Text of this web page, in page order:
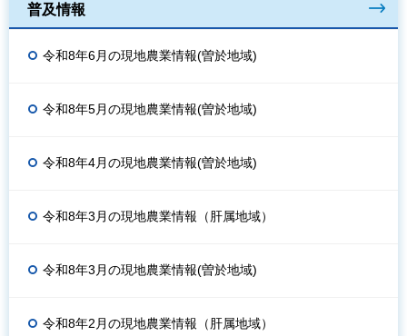
普及情報
令和8年6月の現地農業情報(曽於地域)
令和8年5月の現地農業情報(曽於地域)
令和8年4月の現地農業情報(曽於地域)
令和8年3月の現地農業情報（肝属地域）
令和8年3月の現地農業情報(曽於地域)
令和8年2月の現地農業情報（肝属地域）